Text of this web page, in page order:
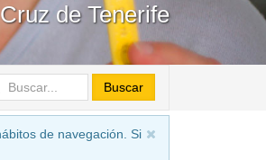
de Tenerife
Buscar
de navegación. Si